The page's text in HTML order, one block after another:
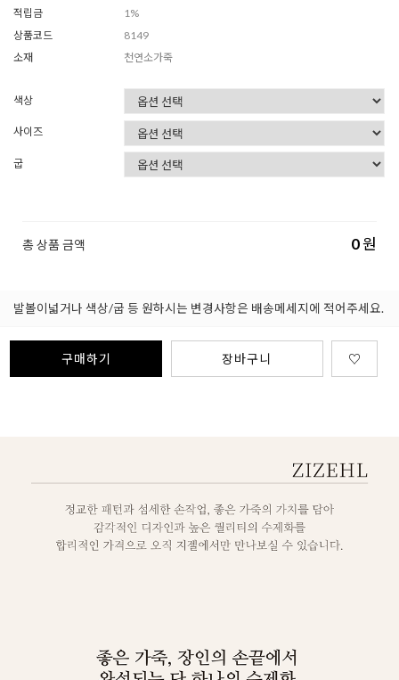
적립금
1%
상품코드
8149
소재
천연소가죽
색상
사이즈
굽
총 상품 금액 0원
발볼이넓거나 색상/굽 등 원하시는 변경사항은 배송메세지에 적어주세요.
구매하기 장바구니 ♡